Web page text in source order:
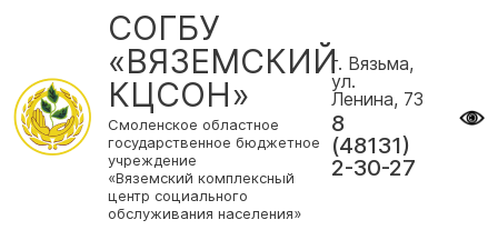
СОГБУ
«ВЯЗЕМСКИЙ
КЦСОН»
Смоленское областное
государственное бюджетное
учреждение
«Вяземский комплексный
центр социального
обслуживания населения»
г. Вязьма,
ул.
Ленина, 73
8
(48131)
2-30-27